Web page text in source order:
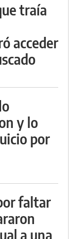
traía
acceder
y lo
por
faltar
a una